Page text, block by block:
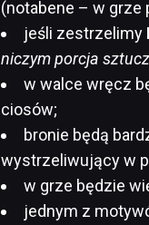
(notabene – w grze
jeśli zestrzelimy
niczym porcja
w walce wręcz
ciosów;
bronie będą
wystrzeliwujący w
w grze będzie
jednym z